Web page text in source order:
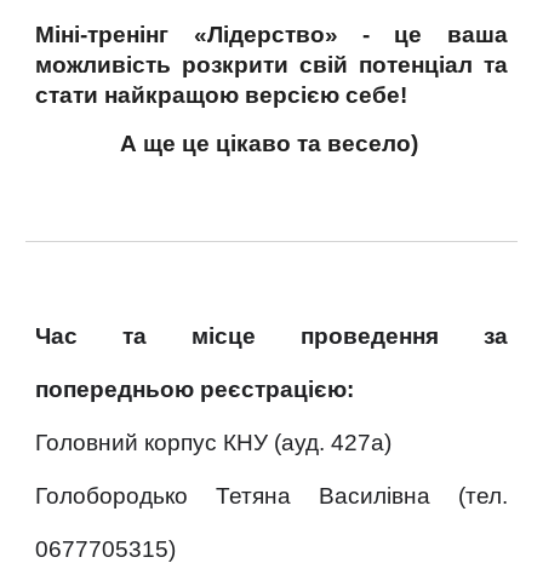
Міні-тренінг «Лідерство» - це ваша
можливість розкрити свій потенціал та
стати найкращою версією себе!
А ще це цікаво та весело)
Час та місце проведення за
попередньою реєстрацією:
Головний корпус КНУ (ауд. 427а)
Голобородько Тетяна Василівна (тел.
0677705315)